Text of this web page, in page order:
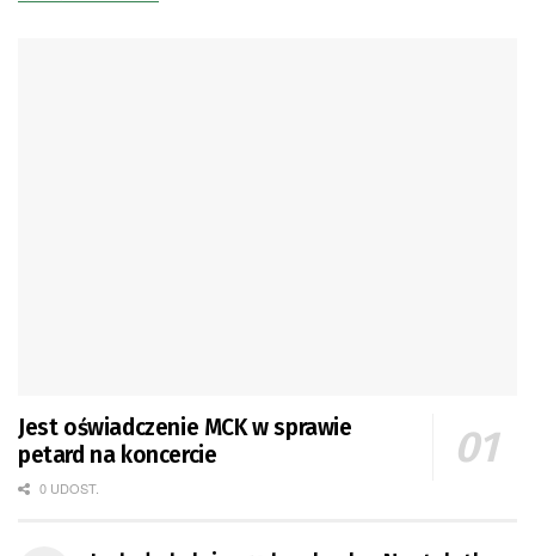
Jest oświadczenie MCK w sprawie
petard na koncercie
0 UDOST.